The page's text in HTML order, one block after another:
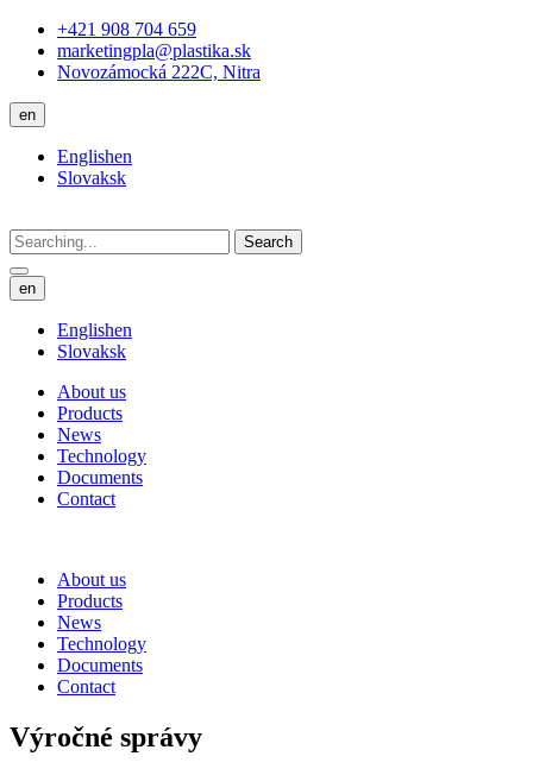
+421 908 704 659
marketingpla@plastika.sk
Novozámocká 222C, Nitra
en
Englishen
Slovaksk
Search
en
Englishen
Slovaksk
About us
Products
News
Technology
Documents
Contact
About us
Products
News
Technology
Documents
Contact
Výročné správy